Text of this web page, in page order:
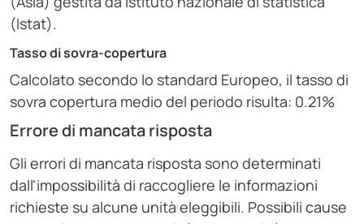
(Istat).
Tasso di sovra-copertura
Calcolato secondo lo standard Europeo, il tasso di
sovra copertura medio del periodo risulta: 0.21%
Errore di mancata risposta
Gli errori di mancata risposta sono determinati
dall'impossibilità di raccogliere le informazioni
richieste su alcune unità eleggibili. Possibili cause